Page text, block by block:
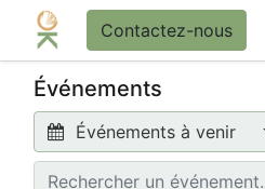
Contactez-nous
Événements
Événements à venir